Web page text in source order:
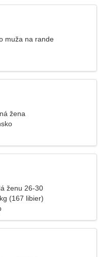
muža na rande
žena
ženu 26-30
(167 libier)